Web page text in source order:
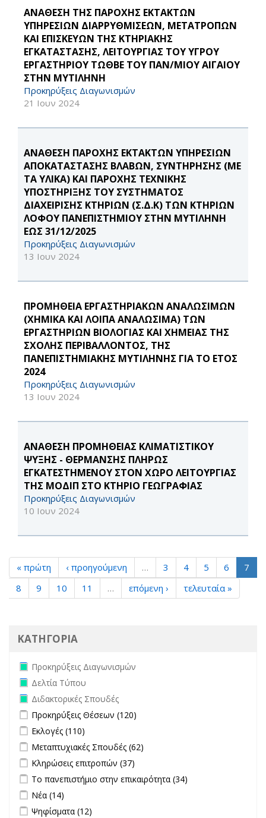
ΑΝΑΘΕΣΗ ΤΗΣ ΠΑΡΟΧΗΣ ΕΚΤΑΚΤΩΝ
ΥΠΗΡΕΣΙΩΝ ΔΙΑΡΡΥΘΜΙΣΕΩΝ, ΜΕΤΑΤΡΟΠΩΝ
ΚΑΙ ΕΠΙΣΚΕΥΩΝ ΤΗΣ ΚΤΗΡΙΑΚΗΣ
ΕΓΚΑΤΑΣΤΑΣΗΣ, ΛΕΙΤΟΥΡΓΙΑΣ ΤΟΥ ΥΓΡΟΥ
ΕΡΓΑΣΤΗΡΙΟΥ ΤΩΘΒΕ ΤΟΥ ΠΑΝ/ΜΙΟΥ ΑΙΓΑΙΟΥ
ΣΤΗΝ ΜΥΤΙΛΗΝΗ
Προκηρύξεις Διαγωνισμών
21 Ιουν 2024
ΑΝΑΘΕΣΗ ΠΑΡΟΧΗΣ ΕΚΤΑΚΤΩΝ ΥΠΗΡΕΣΙΩΝ
ΑΠΟΚΑΤΑΣΤΑΣΗΣ ΒΛΑΒΩΝ, ΣΥΝΤΗΡΗΣΗΣ (ΜΕ
ΤΑ ΥΛΙΚΑ) ΚΑΙ ΠΑΡΟΧΗΣ ΤΕΧΝΙΚΗΣ
ΥΠΟΣΤΗΡΙΞΗΣ ΤΟΥ ΣΥΣΤΗΜΑΤΟΣ
ΔΙΑΧΕΙΡΙΣΗΣ ΚΤΗΡΙΩΝ (Σ.Δ.Κ) ΤΩΝ ΚΤΗΡΙΩΝ
ΛΟΦΟΥ ΠΑΝΕΠΙΣΤΗΜΙΟΥ ΣΤΗΝ ΜΥΤΙΛΗΝΗ
ΕΩΣ 31/12/2025
Προκηρύξεις Διαγωνισμών
13 Ιουν 2024
ΠΡΟΜΗΘΕΙΑ ΕΡΓΑΣΤΗΡΙΑΚΩΝ ΑΝΑΛΩΣΙΜΩΝ
(ΧΗΜΙΚΑ ΚΑΙ ΛΟΙΠΑ ΑΝΑΛΩΣΙΜΑ) ΤΩΝ
ΕΡΓΑΣΤΗΡΙΩΝ ΒΙΟΛΟΓΙΑΣ ΚΑΙ ΧΗΜΕΙΑΣ ΤΗΣ
ΣΧΟΛΗΣ ΠΕΡΙΒΑΛΛΟΝΤΟΣ, ΤΗΣ
ΠΑΝΕΠΙΣΤΗΜΙΑΚΗΣ ΜΥΤΙΛΗΝΗΣ ΓΙΑ ΤΟ ΕΤΟΣ
2024
Προκηρύξεις Διαγωνισμών
13 Ιουν 2024
ΑΝΑΘΕΣΗ ΠΡΟΜΗΘΕΙΑΣ ΚΛΙΜΑΤΙΣΤΙΚΟΥ
ΨΥΞΗΣ - ΘΕΡΜΑΝΣΗΣ ΠΛΗΡΩΣ
ΕΓΚΑΤΕΣΤΗΜΕΝΟΥ ΣΤΟΝ ΧΩΡΟ ΛΕΙΤΟΥΡΓΙΑΣ
ΤΗΣ ΜΟΔΙΠ ΣΤΟ ΚΤΗΡΙΟ ΓΕΩΓΡΑΦΙΑΣ
Προκηρύξεις Διαγωνισμών
10 Ιουν 2024
« πρώτη ‹ προηγούμενη … 3 4 5 6
7
8
9 10 11 … επόμενη › τελευταία »
ΚΑΤΗΓΟΡΙΑ
Remove Προκηρύξεις Διαγωνισμών filter
Προκηρύξεις Διαγωνισμών
Remove Δελτία Τύπου filter
Δελτία Τύπου
Remove Διδακτορικές Σπουδές filter
Διδακτορικές Σπουδές
Apply Προκηρύξεις Θέσεων filter
Προκηρύξεις Θέσεων (120)
Apply Εκλογές filter
Εκλογές (110)
Apply Μεταπτυχιακές Σπουδές filter
Μεταπτυχιακές Σπουδές (62)
Apply Κληρώσεις επιτροπών filter
Κληρώσεις επιτροπών (37)
Apply Το πανεπιστήμιο στην επικαιρότητα filter
Το πανεπιστήμιο στην επικαιρότητα (34)
Apply Νέα filter
Νέα (14)
Apply Ψηφίσματα filter
Ψηφίσματα (12)